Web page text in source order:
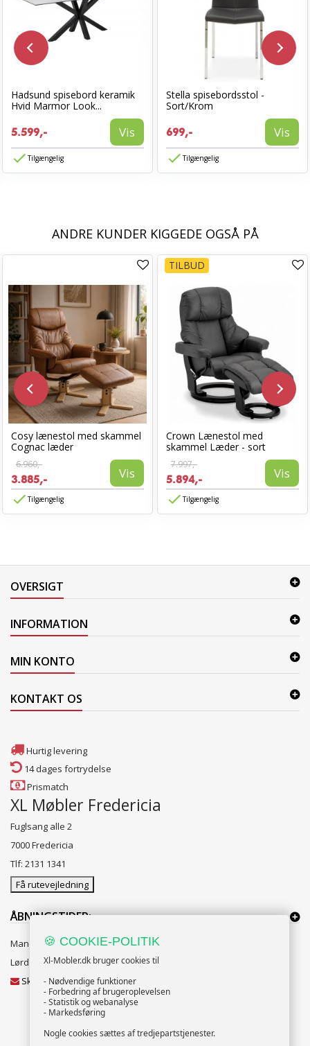
Hadsund spisebord keramik
Hvid Marmor Look...
5.599,- Vis
Tilgængelig
Stella spisebordsstol -
Sort/Krom
699,- Vis
Tilgængelig
ANDRE KUNDER KIGGEDE OGSÅ PÅ
Cosy lænestol med skammel
Cognac læder
6.960,-
3.885,- Vis
Tilgængelig
TILBUD
Crown Lænestol med
skammel Læder - sort
7.997,-
5.894,- Vis
Tilgængelig
OVERSIGT
INFORMATION
MIN KONTO
KONTAKT OS
Hurtig levering
14 dages fortrydelse
Prismatch
XL Møbler Fredericia
Fuglsang alle 2
7000 Fredericia
Tlf: 2131 1341
Få rutevejledning
ÅBNINGSTIDER:
Mandag til Fredag 10:00 til 18:00
Lørdag og Søndag 10:00 til 16:00
Skriv til vores kundeservice
NYHEDSBREV
🍪 COOKIE-POLITIK
Xl-Mobler.dk bruger cookies til
- Nødvendige funktioner
- Forbedring af brugeroplevelsen
- Statistik og webanalyse
- Markedsføring
Nogle cookies sættes af tredjepartstjenester.